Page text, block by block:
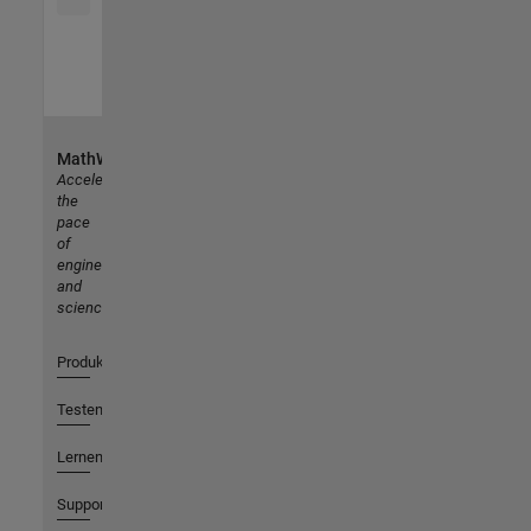
MathWorks
Accelerating
the
pace
of
engineering
and
science
Produkte
Testen oder Kaufen
Lernen
Support